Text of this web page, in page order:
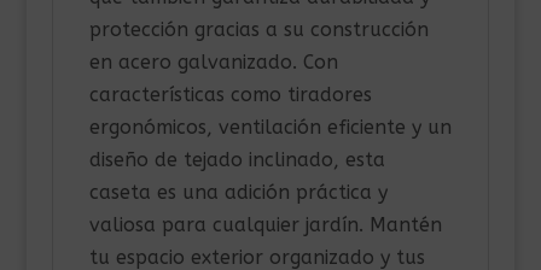
protección gracias a su construcción
en acero galvanizado. Con
características como tiradores
ergonómicos, ventilación eficiente y un
diseño de tejado inclinado, esta
caseta es una adición práctica y
valiosa para cualquier jardín. Mantén
tu espacio exterior organizado y tus